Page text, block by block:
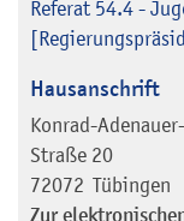
Referat 54.4 -
Hausanschrift
Konrad-Adenauer-
Straße 20
72072 Tübingen
Zur